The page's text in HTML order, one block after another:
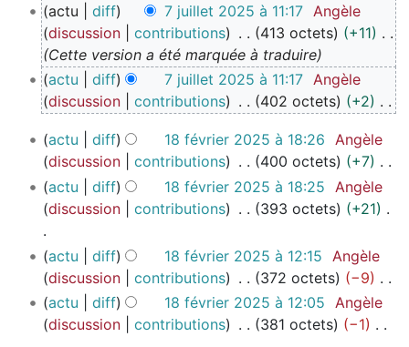
actu diff 7 juillet 2025 à 11:17
Angèle
discussion
contributions 413 octets
+11
Cette version a été marquée à traduire
actu
diff 7 juillet 2025 à 11:17 Angèle
discussion
contributions 402 octets
+2
u
c
u
n
r
é
s
u
m
actu diff 18 février 2025 à 18:26 Angèle
discussion
contributions 400 octets
+7
A
u
u
n
r
é
s
actu diff 18 février 2025 à 18:25 Angèle
discussion
contributions 393 octets +21
A
u
c
u
actu diff 18 février 2025 à 12:15
Angèle
discussion
contributions 372 octets
−9
A
u
actu diff 18 février 2025 à 12:05 Angèle
discussion
contributions 381 octets
−1